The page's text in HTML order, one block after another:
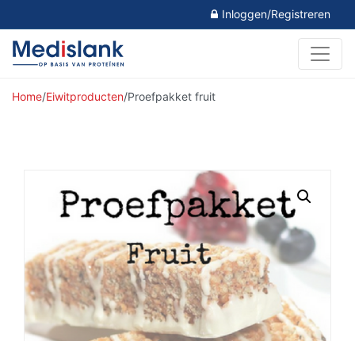
Inloggen/Registreren
Home/Eiwitproducten/Proefpakket fruit